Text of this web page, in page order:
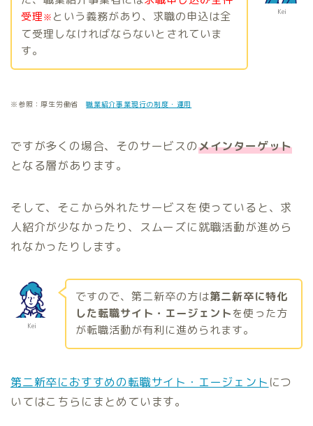
Kei
受理※ という義務があり、求職の申込は全
て受理しなければならないとされていま
す。
※参照：厚生労働省職業紹介事業現行の制度・運用
ですが多くの場合、そのサービスのメインターゲット
となる層があります。
そして、そこから外れたサービスを使っていると、求
人紹介が少なかったり、スムーズに就職活動が進めら
れなかったりします。
Kei
ですので、第二新卒の方は第二新卒に特化
した転職サイト・エージェントを使った方
が転職活動が有利に進められます。
第二新卒におすすめの転職サイト・エージェント につ
いてはこちらにまとめています。